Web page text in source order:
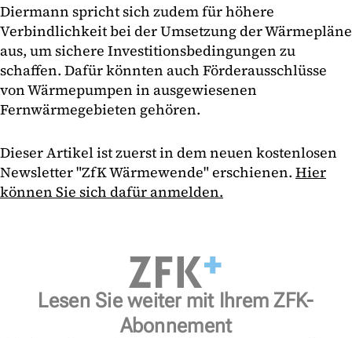
Diermann spricht sich zudem für höhere
Verbindlichkeit bei der Umsetzung der Wärmepläne
aus, um sichere Investitionsbedingungen zu
schaffen. Dafür könnten auch Förderausschlüsse
von Wärmepumpen in ausgewiesenen
Fernwärmegebieten gehören.
Dieser Artikel ist zuerst in dem neuen kostenlosen
Newsletter "ZfK Wärmewende" erschienen. Hier
können Sie sich dafür anmelden.
Lesen Sie weiter mit Ihrem ZFK-
Abonnement